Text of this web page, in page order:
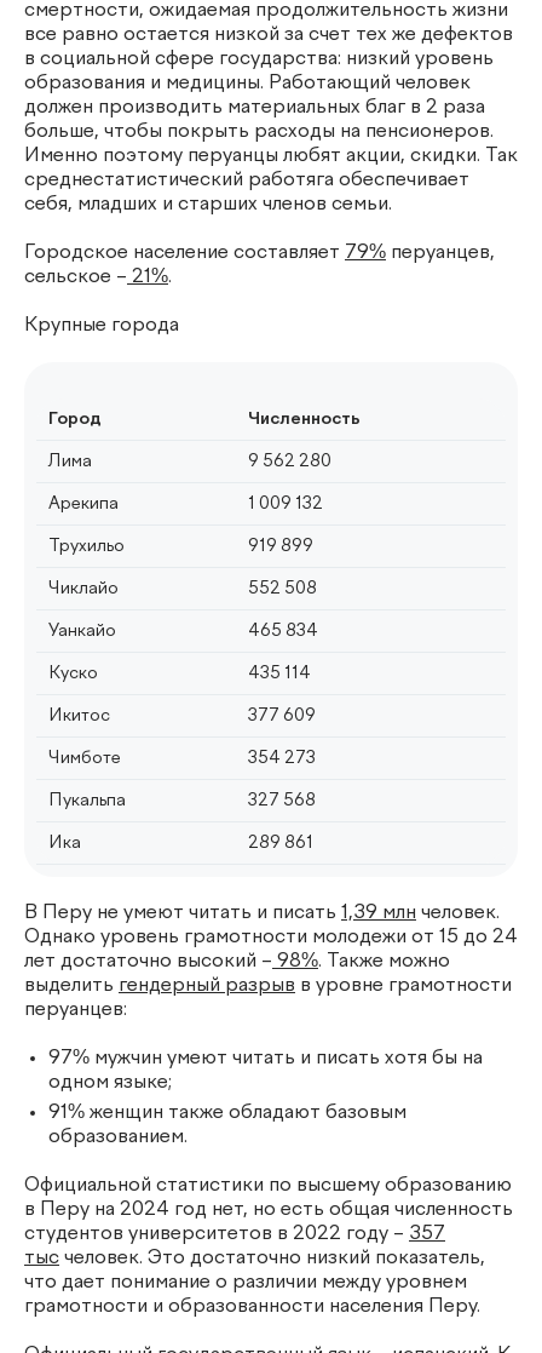
смертности, ожидаемая продолжительность жизни
все равно остается низкой за счет тех же дефектов
в социальной сфере государства: низкий уровень
образования и медицины. Работающий человек
должен производить материальных благ в 2 раза
больше, чтобы покрыть расходы на пенсионеров.
Именно поэтому перуанцы любят акции, скидки. Так
среднестатистический работяга обеспечивает
себя, младших и старших членов семьи.
Городское население составляет 79% перуанцев,
сельское – 21%.
Крупные города
Город Численность
Лима 9 562 280
Арекипа 1 009 132
Трухильо 919 899
Чиклайо 552 508
Уанкайо 465 834
Куско 435 114
Икитос 377 609
Чимботе 354 273
Пукальпа 327 568
Ика 289 861
В Перу не умеют читать и писать 1,39 млн человек.
Однако уровень грамотности молодежи от 15 до 24
лет достаточно высокий – 98%. Также можно
выделить гендерный разрыв в уровне грамотности
перуанцев:
97% мужчин умеют читать и писать хотя бы на
одном языке;
91% женщин также обладают базовым
образованием.
Официальной статистики по высшему образованию
в Перу на 2024 год нет, но есть общая численность
студентов университетов в 2022 году – 357
тыс человек. Это достаточно низкий показатель,
что дает понимание о различии между уровнем
грамотности и образованности населения Перу.